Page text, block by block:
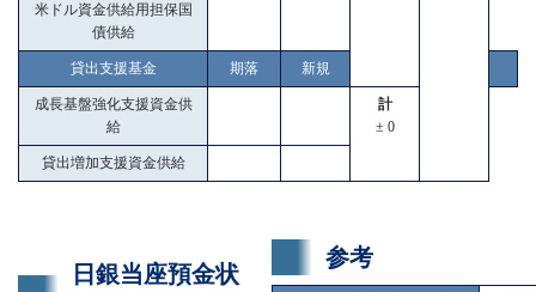
米ドル資金供給用担保国
債供給
貸出支援基金 期落 新規
成長基盤強化支援資金供
給
計
± 0
貸出増加支援資金供給
日銀当座預金状
参考